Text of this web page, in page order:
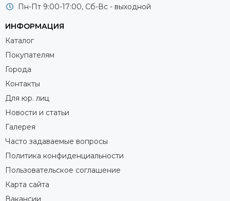
Пн-Пт 9:00-17:00, Сб-Вс - выходной
ИНФОРМАЦИЯ
Каталог
Покупателям
Города
Контакты
Для юр. лиц
Новости и статьи
Галерея
Часто задаваемые вопросы
Политика конфиденциальности
Пользовательское соглашение
Карта сайта
Вакансии